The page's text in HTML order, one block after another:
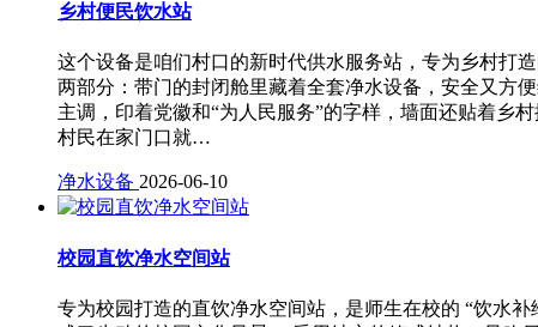
乡村便民饮水站
这个设备是咱们村口的新时代供水服务站，专为乡村打
两部分：带门的封闭舱里藏着全套净水设备，安全又方
主调，印着党徽和“为人民服务”的字样，墙面还贴着乡
村民在家门口就…
净水设备 2026-06-10
校园直饮净水空间站
专为校园打造的直饮净水空间站，是师生在校的 “饮水